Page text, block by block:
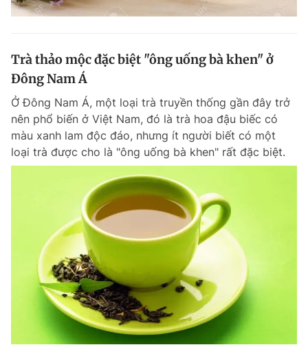
Trà thảo mộc đặc biệt "ông uống bà khen" ở
Đông Nam Á
Ở Đông Nam Á, một loại trà truyền thống gần đây trở
nên phổ biến ở Việt Nam, đó là trà hoa đậu biếc có
màu xanh lam độc đáo, nhưng ít người biết có một
loại trà được cho là "ông uống bà khen" rất đặc biệt.